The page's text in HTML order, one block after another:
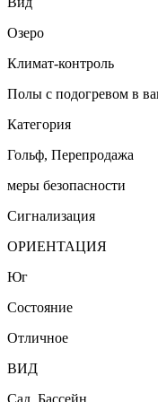
Озеро
Климат-контроль
Полы с подогревом в
Категория
Гольф, Перепродажа
меры безопасности
Сигнализация
ОРИЕНТАЦИЯ
Юг
Состояние
Отличное
ВИД
Сад, Бассейн